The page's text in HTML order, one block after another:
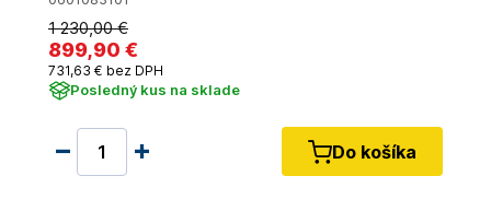
1 230,00 €
899,90 €
731,63 € bez DPH
Posledný kus na sklade
Do košíka